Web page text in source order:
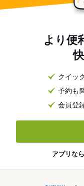
より便
クイッ
予約も
会員登
アプリな